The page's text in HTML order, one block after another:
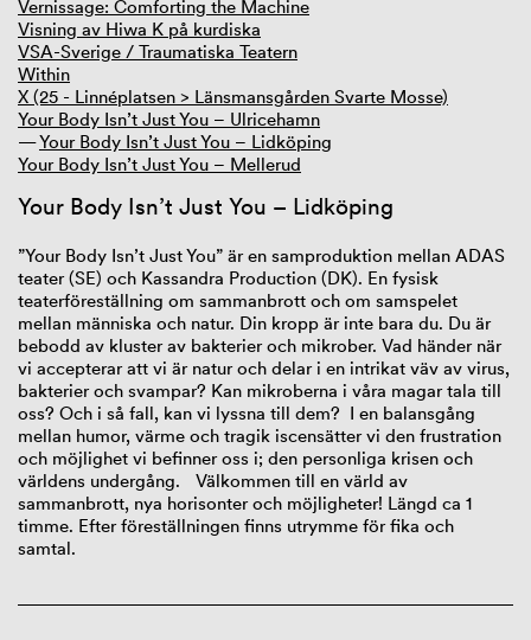
Vernissage: Comforting the Machine
Visning av Hiwa K på kurdiska
VSA-Sverige / Traumatiska Teatern
Within
X (25 - Linnéplatsen > Länsmansgården Svarte Mosse)
Your Body Isn’t Just You – Ulricehamn
Your Body Isn’t Just You – Lidköping
Your Body Isn’t Just You – Mellerud
Your Body Isn’t Just You – Lidköping
”Your Body Isn’t Just You” är en samproduktion mellan ADAS
teater (SE) och Kassandra Production (DK). En fysisk
teaterföreställning om sammanbrott och om samspelet
mellan människa och natur. Din kropp är inte bara du. Du är
bebodd av kluster av bakterier och mikrober. Vad händer när
vi accepterar att vi är natur och delar i en intrikat väv av virus,
bakterier och svampar? Kan mikroberna i våra magar tala till
oss? Och i så fall, kan vi lyssna till dem? I en balansgång
mellan humor, värme och tragik iscensätter vi den frustration
och möjlighet vi befinner oss i; den personliga krisen och
världens undergång. Välkommen till en värld av
sammanbrott, nya horisonter och möjligheter! Längd ca 1
timme. Efter föreställningen finns utrymme för fika och
samtal.